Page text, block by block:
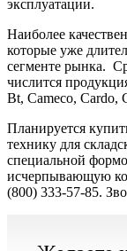
эксплуатации.
Наиболее
которые уже
сегменте рынка.
числится
Bt, Cameco, Cardo,
Планируется
технику для
специальной
исчерпывающую
(800) 333-57-85.